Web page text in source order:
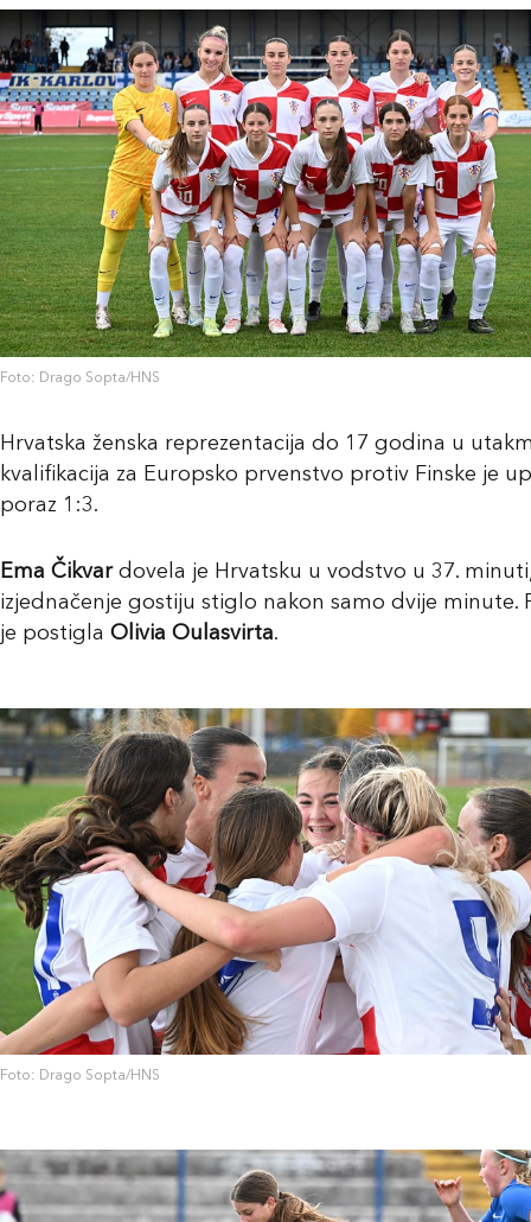
Foto: Drago Sopta/HNS
Hrvatska ženska reprezentacija do 17 godina u
kvalifikacija za Europsko prvenstvo protiv Finske je
poraz 1:3.
Ema Čikvardovela je Hrvatsku u vodstvo u 37.
izjednačenje gostiju stiglo nakon samo dvije minute.
je postigla Olivia Oulasvirta.
Foto: Drago Sopta/HNS